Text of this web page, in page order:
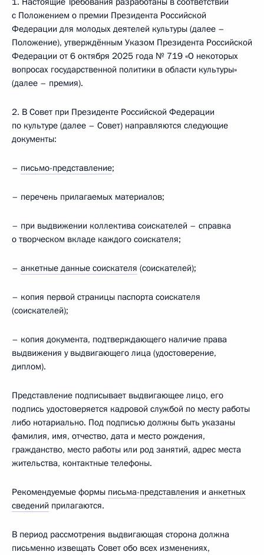
с Положением о премии Президента Российской
Федерации для молодых деятелей культуры (далее –
Положение), утверждённым Указом Президента Российской
Федерации от 6 октября 2025 года № 719 «О некоторых
вопросах государственной политики в области культуры»
(далее – премия).
2. В Совет при Президенте Российской Федерации
по культуре (далее – Совет) направляются следующие
документы:
– письмо-представление;
– перечень прилагаемых материалов;
– при выдвижении коллектива соискателей – справка
о творческом вкладе каждого соискателя;
– анкетные данные соискателя (соискателей);
– копия первой страницы паспорта соискателя
(соискателей);
– копия документа, подтверждающего наличие права
выдвижения у выдвигающего лица (удостоверение,
диплом).
Представление подписывает выдвигающее лицо, его
подпись удостоверяется кадровой службой по месту работы
либо нотариально. Под подписью должны быть указаны
фамилия, имя, отчество, дата и место рождения,
гражданство, место работы или род занятий, адрес места
жительства, контактные телефоны.
Рекомендуемые формы письма-представления и анкетных
сведений прилагаются.
В период рассмотрения выдвигающая сторона должна
письменно извещать Совет обо всех изменениях,